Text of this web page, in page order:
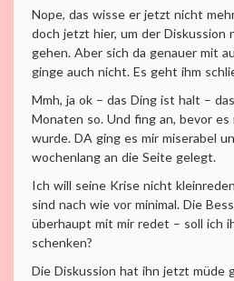
Nope, das wisse er jetzt nicht
doch jetzt hier, um der Diskussion
gehen. Aber sich da genauer mit
ginge auch nicht. Es geht ihm
Mmh, ja ok – das Ding ist halt –
Monaten so. Und fing an, bevor
wurde. DA ging es mir miserabel
wochenlang an die Seite gelegt.
Ich will seine Krise nicht
sind nach wie vor minimal. Die
überhaupt mit mir redet – soll ich
schenken?
Die Diskussion hat ihn jetzt müde